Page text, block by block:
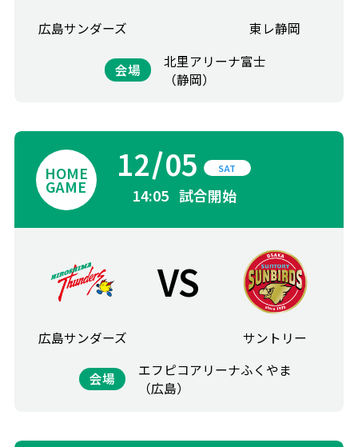
広島サンダーズ 東レ静岡
会場
北里アリーナ富士
（静岡）
12 05 SAT
14:05 試合開始
広島サンダーズ
VS
サントリー
会場
エフピコアリーナふくやま
（広島）